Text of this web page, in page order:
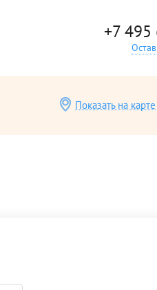
+7
Показать на карте